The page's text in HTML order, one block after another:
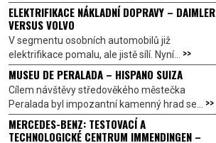
ELEKTRIFIKACE NÁKLADNÍ DOPRAVY – DAIMLER
VERSUS VOLVO
V segmentu osobních automobilů již
elektrifikace pomalu, ale jistě sílí. Nyní... >>
MUSEU DE PERALADA – HISPANO SUIZA
Cílem návštěvy středověkého městečka
Peralada byl impozantní kamenný hrad se... >>
MERCEDES-BENZ: TESTOVACÍ A
TECHNOLOGICKÉ CENTRUM IMMENDINGEN –